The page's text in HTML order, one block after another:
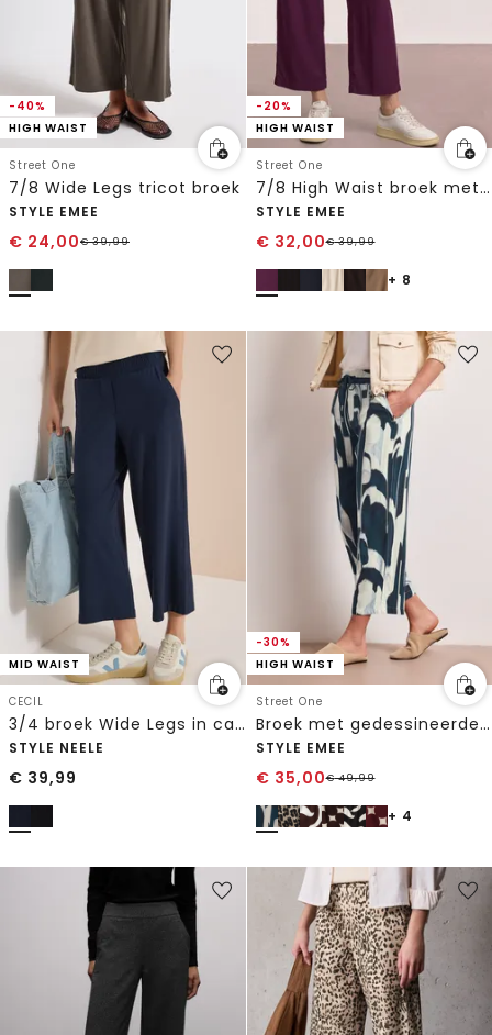
-40%
HIGH WAIST
Street One
7/8 Wide Legs tricot broek
STYLE EMEE
€ 24,00€39,99
-20%
HIGH WAIST
Street One
7/8 High Waist broek met wijde pijpen in Loose Fit
STYLE EMEE
€ 32,00€39,99
+ 8
MID WAIST
CECIL
3/4 broek Wide Legs in casual pasvorm
STYLE NEELE
€ 39,99
-30%
HIGH WAIST
Street One
Broek met gedessineerde Wide Legs
STYLE EMEE
€ 35,00€49,99
+ 4